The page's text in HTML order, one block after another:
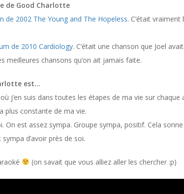
de Good Charlotte
de 2002 The Young and The Hopeless. C’était
de 2010 Cardiology. C’était une chanson que Joel
meilleures chansons qu’on ait jamais faite.
est…
j’en suis dans toutes les étapes de ma vie sur chaque
plus constante de ma vie.
On est assez sympa. Groupe sympa, positif. Cela
d’avoir près de soi.
(on savait que vous alliez aller les chercher :p)